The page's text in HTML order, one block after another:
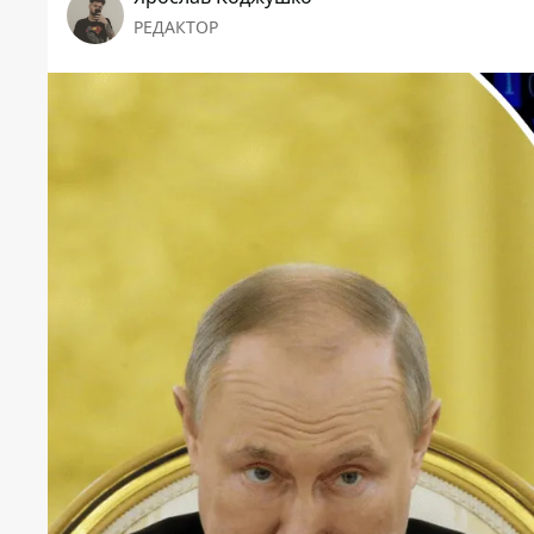
РЕДАКТОР